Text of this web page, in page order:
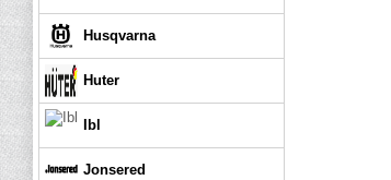
Husqvarna
Huter
Ibl
Jonsered